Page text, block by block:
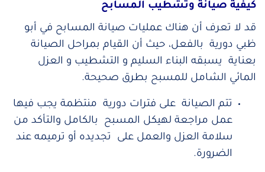
كيفية صيانة وتشطيب المسابح
قد لا تعرف أن هناك عمليات صيانة المسابح في أبو
ظبي دورية بالفعل، حيث أن القيام بمراحل الصيانة
بعناية يسبقه البناء السليم و التشطيب و العزل
المائي الشامل للمسبح بطرق صحيحة.
تتم الصيانة على فترات دورية منتظمة يجب فيها
عمل مراجعة لهيكل المسبح بالكامل والتأكد من
سلامة العزل والعمل على تجديده أو ترميمه عند
الضرورة.